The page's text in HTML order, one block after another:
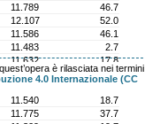
11.789
46.7
12.107
52.0
11.586
46.1
11.483
2.7
11.632
17.8
11.321
14.6
11.540
18.7
11.775
37.7
è rilasciata nei termini
4.0 Internazionale (CC